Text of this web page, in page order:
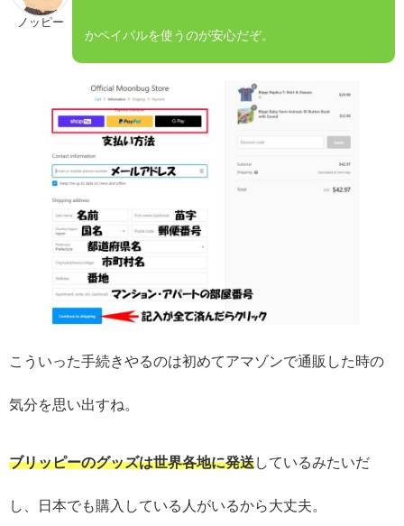
ノッピー
かペイパルを使うのが安心だぞ。
こういった手続きやるのは初めてアマゾンで通販した時の
気分を思い出すね。
ブリッピーのグッズは世界各地に発送しているみたいだ
し、日本でも購入している人がいるから大丈夫。